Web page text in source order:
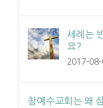
세례는
요?
2017-08-
참예수교회는 왜